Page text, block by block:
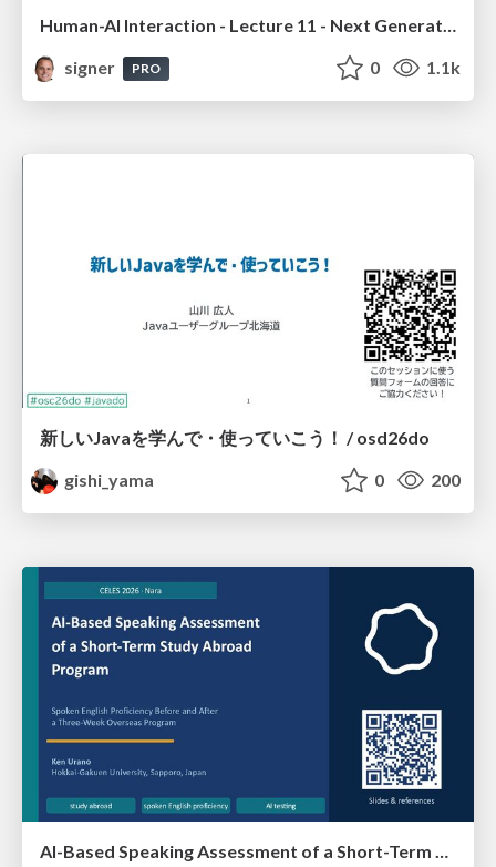
Human-AI Interaction - Lecture 11 - Next Generation User Interfaces (4018166FNR)
signer
PRO 0 1.1k
新しいJavaを学んで・使っていこう！ / osd26do
gishi_yama
0 200